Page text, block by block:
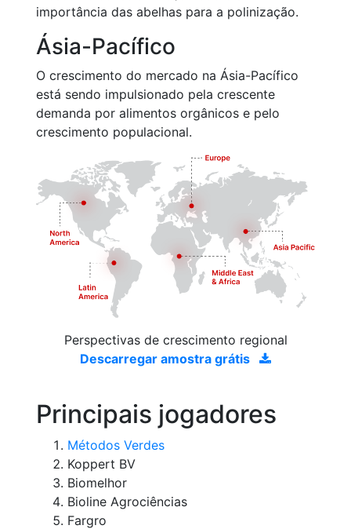
importância das abelhas para a polinização.
Ásia-Pacífico
O crescimento do mercado na Ásia-Pacífico
está sendo impulsionado pela crescente
demanda por alimentos orgânicos e pelo
crescimento populacional.
Perspectivas de crescimento regional
Descarregar amostra grátis
Principais jogadores
Métodos Verdes
Koppert BV
Biomelhor
Bioline Agrociências
Fargro